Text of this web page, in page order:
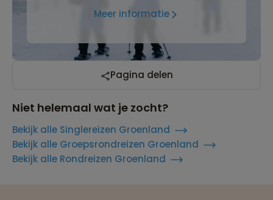
Meer informatie
Pagina delen
Niet helemaal wat je zocht?
Bekijk alle Singlereizen Groenland
Bekijk alle Groepsrondreizen Groenland
Bekijk alle Rondreizen Groenland